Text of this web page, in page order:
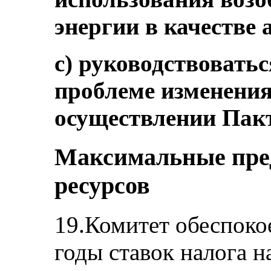
энергии в
c)
проблеме
осуществлении
Максимальные
ресурсов
19.Комитет
годы ставок налога